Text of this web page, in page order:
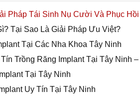
Pháp Tái Sinh Nụ Cười Và Phục
Tại Sao Là Giải Pháp Ưu Việt?
Tại Các Nha Khoa Tây Ninh
Trồng Răng Implant Tại Tây Ninh
Tại Tây Ninh
Uy Tín Tại Tây Ninh